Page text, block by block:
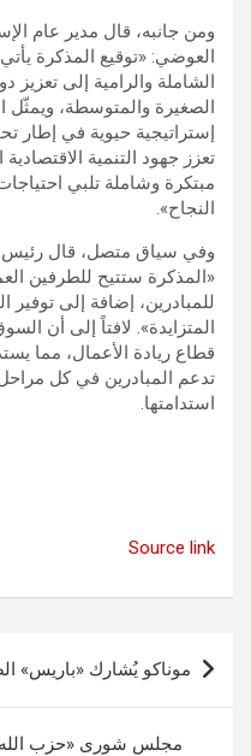
العوضي: «توقيع المذكرة
الشاملة والرامية إلى
الصغيرة والمتوسطة،
إستراتيجية حيوية في إطار
تعزز جهود التنمية
مبتكرة وشاملة تلبي
النجاح».
«المذكرة ستتيح للطرفين
للمبادرين، إضافة إلى توفير
المتزايدة». لافتاً إلى أن
قطاع ريادة الأعمال، مما
تدعم المبادرين في كل
استدامتها.
Source link
تصفّح
المقالات
موناكو يُشارك «باريس»
مجلس شورى «حزب